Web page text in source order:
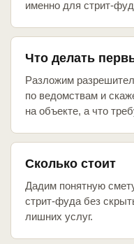
именно для стрит-
Что делать
Разложим
по ведомствам и
на объекте, а что
Сколько стоит
Дадим понятную
стрит-фуда без
лишних услуг.